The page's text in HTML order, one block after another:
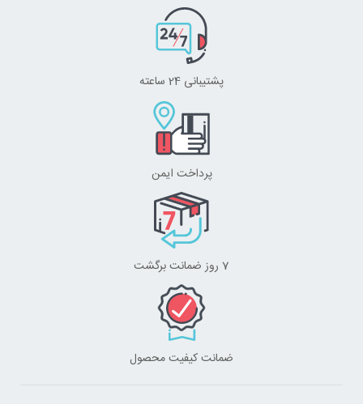
پشتیبانی 24 ساعته
پرداخت ایمن
7 روز ضمانت برگشت
ضمانت کیفیت محصول